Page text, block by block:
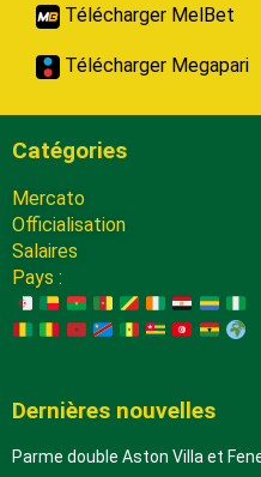
Télécharger MelBet
Télécharger Megapari
Catégories
Mercato
Officialisation
Salaires
Pays :
Dernières nouvelles
Parme double Aston Villa et